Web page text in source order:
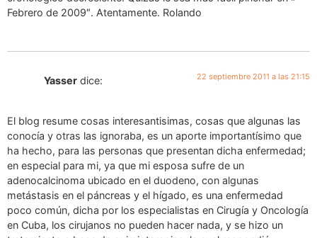
Febrero de 2009″. Atentamente. Rolando
Yasser dice: 22 septiembre 2011 a las 21:15
El blog resume cosas interesantisimas, cosas que algunas las
conocía y otras las ignoraba, es un aporte importantísimo que
ha hecho, para las personas que presentan dicha enfermedad;
en especial para mi, ya que mi esposa sufre de un
adenocalcinoma ubicado en el duodeno, con algunas
metástasis en el páncreas y el hígado, es una enfermedad
poco común, dicha por los especialistas en Cirugía y Oncología
en Cuba, los cirujanos no pueden hacer nada, y se hizo un